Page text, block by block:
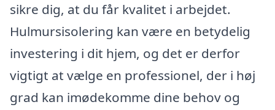
sikre dig, at du får kvalitet i arbejdet.
Hulmursisolering kan være en betydelig
investering i dit hjem, og det er derfor
vigtigt at vælge en professionel, der i høj
grad kan imødekomme dine behov og